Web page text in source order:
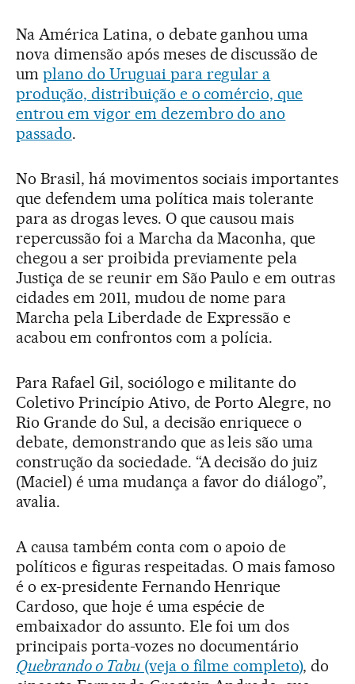
Na América Latina, o debate ganhou uma
nova dimensão após meses de discussão de
um plano do Uruguai para regular a
produção, distribuição e o comércio, que
entrou em vigor em dezembro do ano
passado.
No Brasil, há movimentos sociais importantes
que defendem uma política mais tolerante
para as drogas leves. O que causou mais
repercussão foi a Marcha da Maconha, que
chegou a ser proibida previamente pela
Justiça de se reunir em São Paulo e em outras
cidades em 2011, mudou de nome para
Marcha pela Liberdade de Expressão e
acabou em confrontos com a polícia.
Para Rafael Gil, sociólogo e militante do
Coletivo Princípio Ativo, de Porto Alegre, no
Rio Grande do Sul, a decisão enriquece o
debate, demonstrando que as leis são uma
construção da sociedade. “A decisão do juiz
(Maciel) é uma mudança a favor do diálogo”,
avalia.
A causa também conta com o apoio de
políticos e figuras respeitadas. O mais famoso
é o ex-presidente Fernando Henrique
Cardoso, que hoje é uma espécie de
embaixador do assunto. Ele foi um dos
principais porta-vozes no documentário
Quebrando o Tabu(veja o filme completo), do